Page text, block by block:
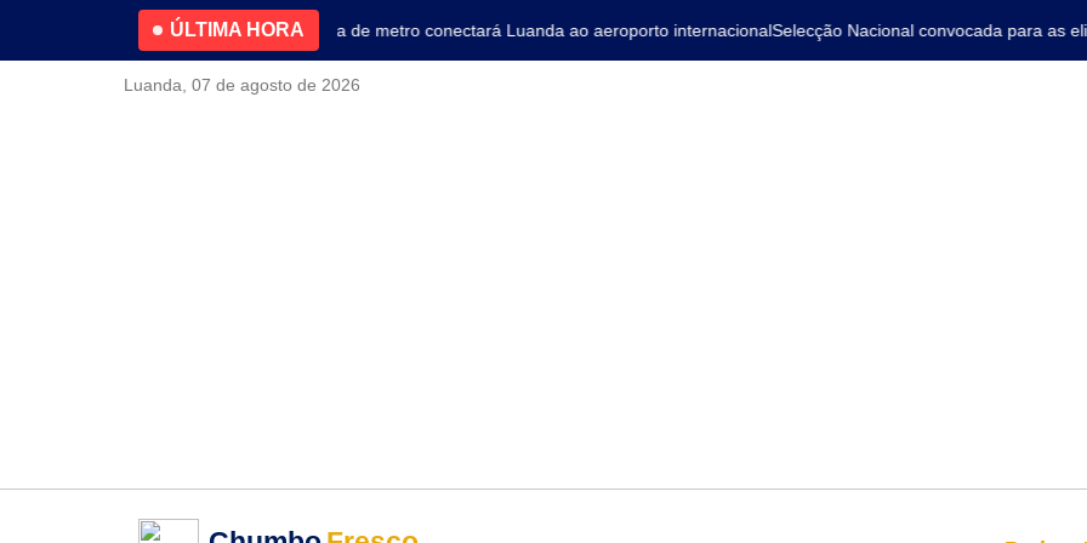
ÚLTIMA HORA
4.2% no primeiro trimestre Nova linha de metro conectará Luanda ao aeroporto internacionalSelecção Nacional convocada para as
Luanda, 07 de agosto de 2026